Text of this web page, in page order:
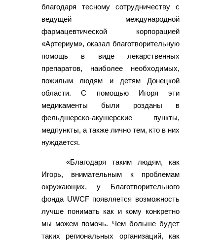
благодаря тесному сотрудничеству с
ведущей международной
фармацевтической корпорацией
«Артериум», оказал благотворительную
помощь в виде лекарственных
препаратов, наиболее необходимых,
пожилым людям и детям Донецкой
области. С помощью Игоря эти
медикаменты были розданы в
фельдшерско-акушерские пункты,
медпункты, а также лично тем, кто в них
нуждается.
«Благодаря таким людям, как
Игорь, внимательным к проблемам
окружающих, у Благотворительного
фонда UWCF появляется возможность
лучше понимать как и кому конкретно
мы можем помочь. Чем больше будет
таких региональных организаций, как